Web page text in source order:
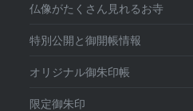
仏像がたくさん見れるお寺
特別公開と御開帳情報
オリジナル御朱印帳
限定御朱印